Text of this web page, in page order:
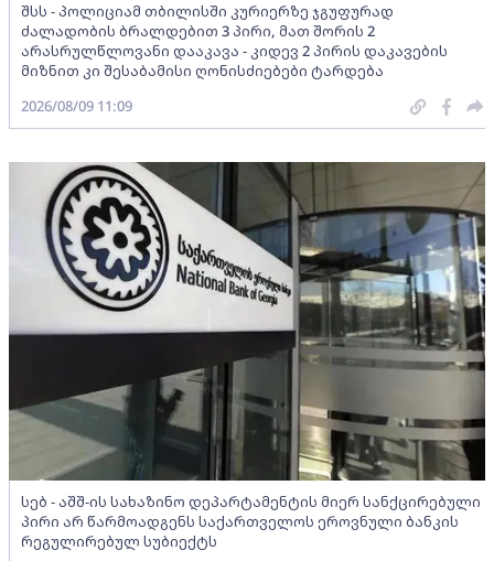
შსს - პოლიციამ თბილისში კურიერზე ჯგუფურად
ძალადობის ბრალდებით 3 პირი, მათ შორის 2
არასრულწლოვანი დააკავა - კიდევ 2 პირის დაკავების
მიზნით კი შესაბამისი ღონისძიებები ტარდება
2026/08/09 11:09
სებ - აშშ-ის სახაზინო დეპარტამენტის მიერ სანქცირებული
პირი არ წარმოადგენს საქართველოს ეროვნული ბანკის
რეგულირებულ სუბიექტს